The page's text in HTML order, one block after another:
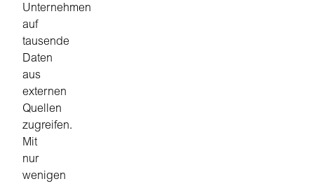
Unternehmen
auf
tausende
Daten
aus
externen
Quellen
zugreifen.
Mit
nur
wenigen